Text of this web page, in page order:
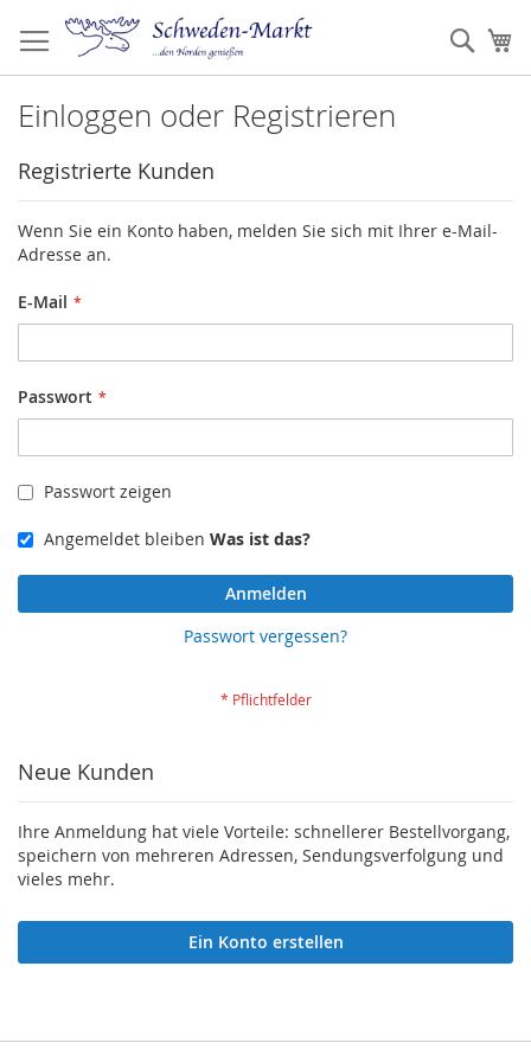
Inhalt
springen
Einloggen oder Registrieren
Registrierte Kunden
Wenn Sie ein Konto haben, melden Sie sich mit Ihrer e-Mail-
Adresse an.
E-Mail
Passwort
Passwort zeigen
Angemeldet bleiben Was ist das?
Anmelden
Passwort vergessen?
Neue Kunden
Ihre Anmeldung hat viele Vorteile: schnellerer Bestellvorgang,
speichern von mehreren Adressen, Sendungsverfolgung und
vieles mehr.
Ein Konto erstellen